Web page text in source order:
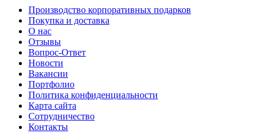
Производство корпоративных подарков
Покупка и доставка
О нас
Отзывы
Вопрос-Ответ
Новости
Вакансии
Портфолио
Политика конфиденциальности
Карта сайта
Сотрудничество
Контакты